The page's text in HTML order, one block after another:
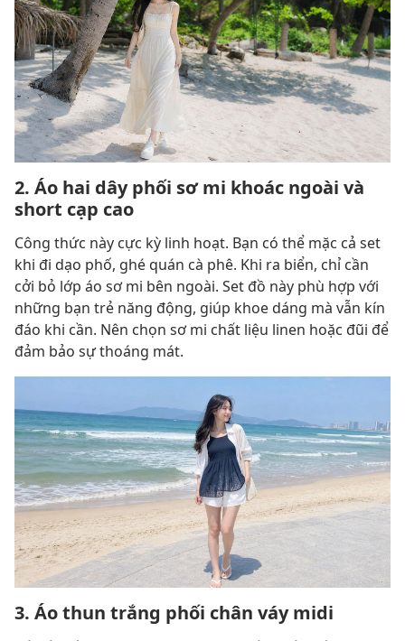
2. Áo hai dây phối sơ mi khoác ngoài và
short cạp cao
Công thức này cực kỳ linh hoạt. Bạn có thể mặc cả set
khi đi dạo phố, ghé quán cà phê. Khi ra biển, chỉ cần
cởi bỏ lớp áo sơ mi bên ngoài. Set đồ này phù hợp với
những bạn trẻ năng động, giúp khoe dáng mà vẫn kín
đáo khi cần. Nên chọn sơ mi chất liệu linen hoặc đũi để
đảm bảo sự thoáng mát.
3. Áo thun trắng phối chân váy midi